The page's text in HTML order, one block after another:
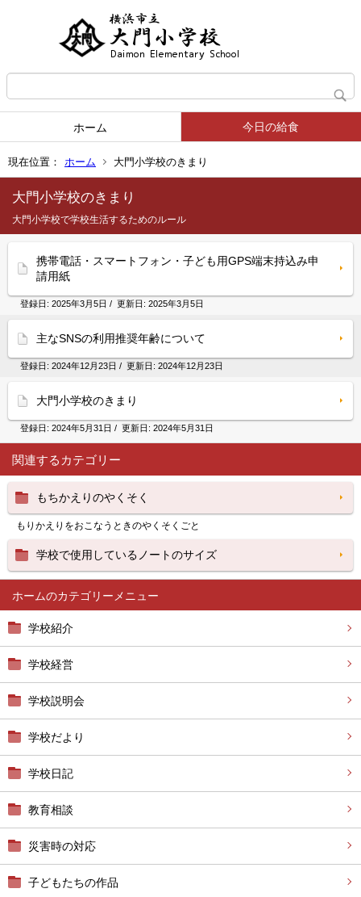
ホーム 今日の給食
現在位置： ホーム 大門小学校のきまり
ホーム
学校紹介
学校経営
学校説明会
学校だより
学校日記
教育相談
災害時の対応
子どもたちの作品
大門小学校のきまり
大門小学校で学校生活するためのルール
携帯電話・スマートフォン・子ども用GPS端末持込み申
請用紙
登録日: 2025年3月5日 / 更新日: 2025年3月5日
主なSNSの利用推奨年齢について
登録日: 2024年12月23日 / 更新日: 2024年12月23日
大門小学校のきまり
登録日: 2024年5月31日 / 更新日: 2024年5月31日
関連するカテゴリー
もちかえりのやくそく
もりかえりをおこなうときのやくそくごと
学校で使用しているノートのサイズ